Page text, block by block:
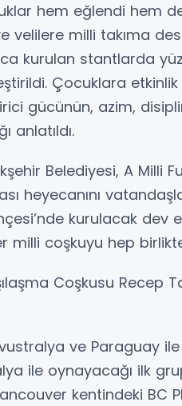
hem eğlendi hem
velilere milli takıma
kurulan stantlarda
Çocuklara
gücünün, azim,
anlatıldı.
Belediyesi, A Milli
heyecanını
kurulacak dev
milli coşkuyu hep
Coşkusu Recep
ve Paraguay
ile oynayacağı ilk
kentindeki BC